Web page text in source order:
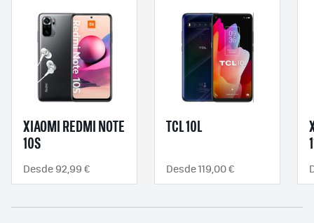
XIAOMI REDMI NOTE
10S
Desde 92,99 €
TCL 10L
Desde 119,00 €